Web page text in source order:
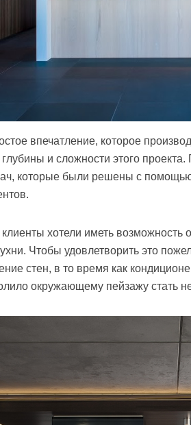
впечатление, которое
глубины и сложности этого
которые были решены с
хотели иметь возможность
Чтобы удовлетворить это
стен, в то время как
окружающему пейзажу стать